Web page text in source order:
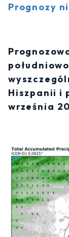
Prognozy
Hiszpanii i
września